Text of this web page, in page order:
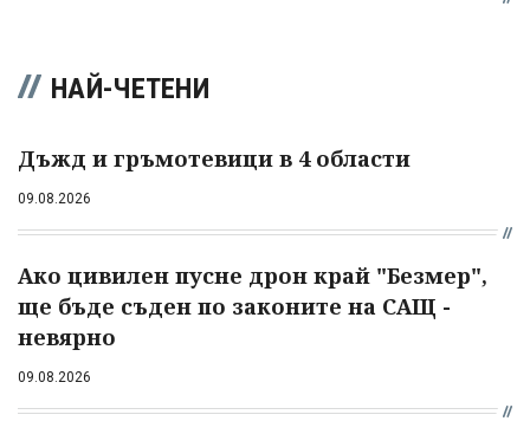
НАЙ-ЧЕТЕНИ
Дъжд и гръмотевици в 4 области
09.08.2026
Ако цивилен пусне дрон край "Безмер",
ще бъде съден по законите на САЩ -
невярно
09.08.2026